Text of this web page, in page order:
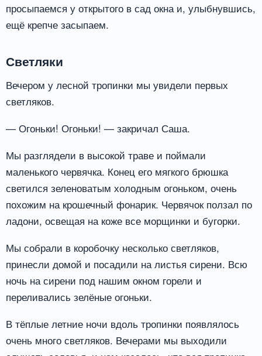
просыпаемся у открытого в сад окна и, улыбнувшись,
ещё крепче засыпаем.
Светляки
Вечером у лесной тропинки мы увидели первых
светляков.
— Огоньки! Огоньки! — закричал Саша.
Мы разглядели в высокой траве и поймали
маленького червячка. Конец его мягкого брюшка
светился зеленоватым холодным огоньком, очень
похожим на крошечный фонарик. Червячок ползал по
ладони, освещая на коже все морщинки и бугорки.
Мы собрали в коробочку несколько светляков,
принесли домой и посадили на листья сирени. Всю
ночь на сирени под нашим окном горели и
переливались зелёные огоньки.
В тёплые летние ночи вдоль тропинки появлялось
очень много светляков. Вечерами мы выходили